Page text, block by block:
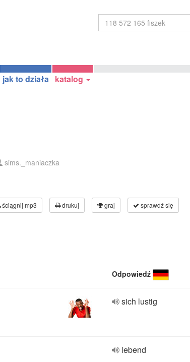
jak to działa katalog
sims._maniaczka
ściągnij mp3 drukuj graj sprawdź się
Odpowiedź
sich lustig
lebend